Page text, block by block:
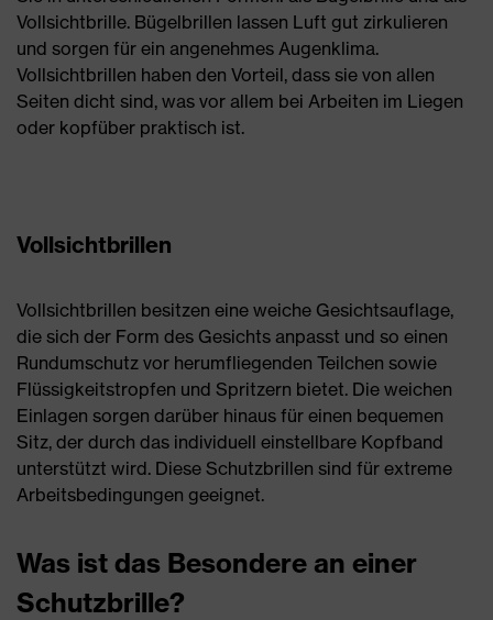
Vollsichtbrille. Bügelbrillen lassen Luft gut zirkulieren
und sorgen für ein angenehmes Augenklima.
Vollsichtbrillen haben den Vorteil, dass sie von allen
Seiten dicht sind, was vor allem bei Arbeiten im Liegen
oder kopfüber praktisch ist.
Vollsichtbrillen
Vollsichtbrillen besitzen eine weiche Gesichtsauflage,
die sich der Form des Gesichts anpasst und so einen
Rundumschutz vor herumfliegenden Teilchen sowie
Flüssigkeitstropfen und Spritzern bietet. Die weichen
Einlagen sorgen darüber hinaus für einen bequemen
Sitz, der durch das individuell einstellbare Kopfband
unterstützt wird. Diese Schutzbrillen sind für extreme
Arbeitsbedingungen geeignet.
Was ist das Besondere an einer
Schutzbrille?